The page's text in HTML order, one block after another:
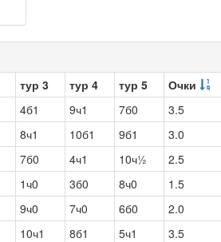
тур 3 тур 4 тур 5 Очки
4б1 9ч1 7б0 3.5
8ч1 10б1 9б1 3.0
7б0 4ч1 10ч½ 2.5
1ч0 3б0 8ч0 1.5
9ч0 7ч0 6б0 2.0
10ч1 8б1 5ч1 3.5